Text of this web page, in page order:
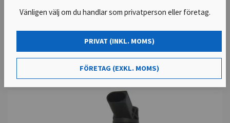
Vänligen välj om du handlar som privatperson eller företag.
PRIVAT (INKL. MOMS)
FÖRETAG (EXKL. MOMS)